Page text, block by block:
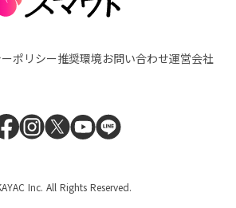
ポリシー推奨環境お問い合わせ運営会社
Inc. All Rights Reserved.